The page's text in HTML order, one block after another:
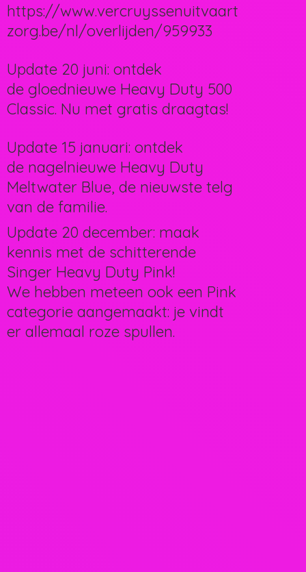
https://www.vercruyssenuitvaart
zorg.be/nl/overlijden/959933
Update 20 juni: ontdek
de gloednieuwe Heavy Duty 500
Classic. Nu met gratis draagtas!
Update 15 januari: ontdek
de nagelnieuwe Heavy Duty
Meltwater Blue, de nieuwste telg
van de familie.
Update 20 december: maak
kennis met de schitterende
Singer Heavy Duty Pink!
We hebben meteen ook een Pink
categorie aangemaakt: je vindt
er allemaal roze spullen.